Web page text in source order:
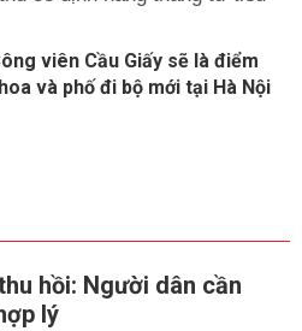
viên Cầu Giấy sẽ là điểm
và phố đi bộ mới tại Hà Nội
hồi: Người dân cần
lý